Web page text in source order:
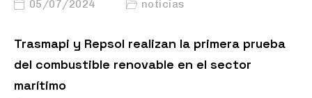
05/07/2024 noticias
Trasmapi y Repsol realizan la primera prueba
del combustible renovable en el sector
marítimo